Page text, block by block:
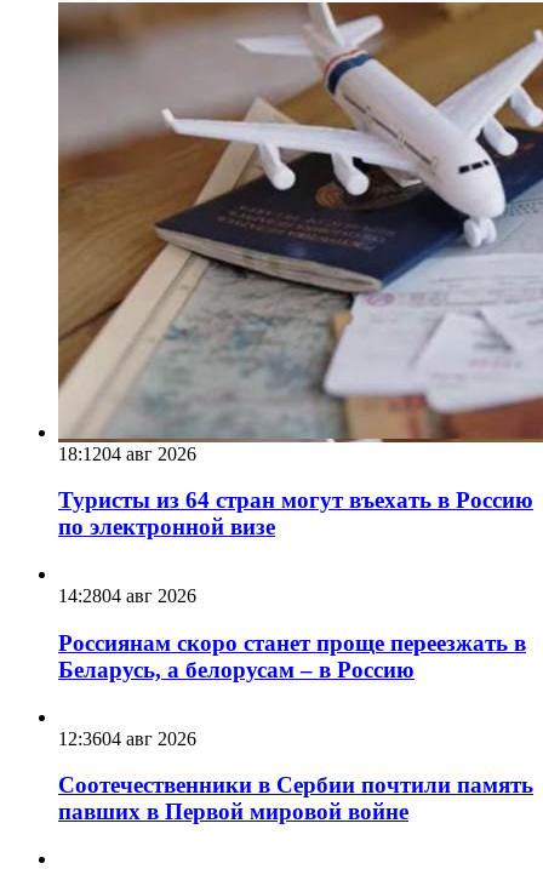
18:1204 авг 2026
Туристы из 64 стран могут въехать в Россию
по электронной визе
14:2804 авг 2026
Россиянам скоро станет проще переезжать в
Беларусь, а белорусам – в Россию
12:3604 авг 2026
Соотечественники в Сербии почтили память
павших в Первой мировой войне